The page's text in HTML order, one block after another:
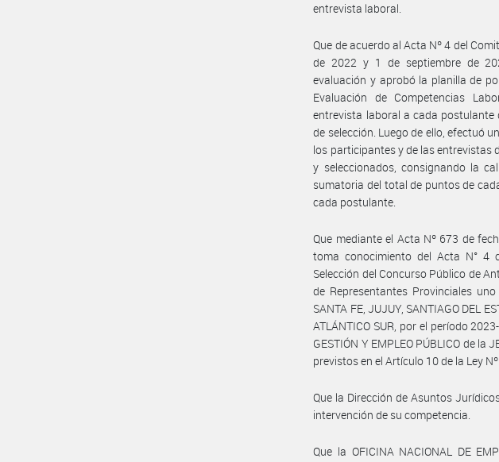
entrevista laboral.
Que de acuerdo al Acta Nº 4 del
de 2022 y 1 de septiembre de
evaluación y aprobó la planilla de
Evaluación de Competencias
entrevista laboral a cada postulante
de selección. Luego de ello, efectuó
los participantes y de las entrevistas
y seleccionados, consignando la
sumatoria del total de puntos de
cada postulante.
Que mediante el Acta Nº 673 de
toma conocimiento del Acta N° 4
Selección del Concurso Público de
de Representantes Provinciales
SANTA FE, JUJUY, SANTIAGO DEL
ATLÁNTICO SUR, por el período
GESTIÓN Y EMPLEO PÚBLICO de la
previstos en el Artículo 10 de la Ley
Que la Dirección de Asuntos
intervención de su competencia.
Que la OFICINA NACIONAL DE